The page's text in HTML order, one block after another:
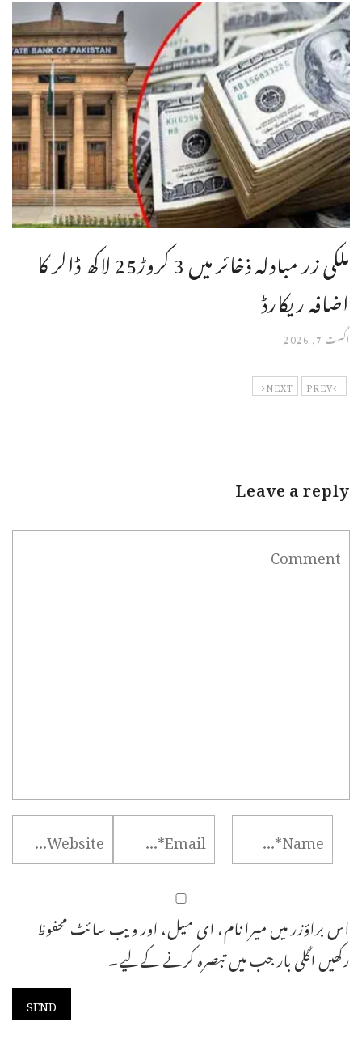
ملکی زر مبادلہ ذخائر میں 3 کروڑ25 لاکھ ڈالر کا
اضافہ ریکارڈ
اگست 7, 2026
PREV
NEXT
Leave a reply
اس براؤزر میں میرا نام، ای میل، اور ویب سائٹ محفوظ
رکھیں اگلی بار جب میں تبصرہ کرنے کےلیے۔